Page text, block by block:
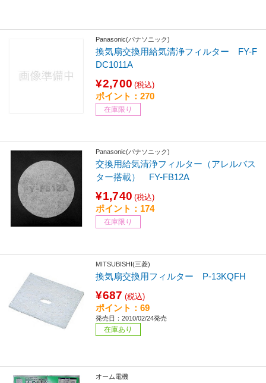
Panasonic(パナソニック)
換気扇交換用給気清浄フィルター FY-F
DC1011A
¥2,700 (税込)
ポイント：270
在庫限り
Panasonic(パナソニック)
交換用給気清浄フィルター（アレルバス
ター搭載） FY-FB12A
¥1,740 (税込)
ポイント：174
在庫限り
MITSUBISHI(三菱)
換気扇交換用フィルター P-13KQFH
¥687 (税込)
ポイント：69
発売日：2010/02/24発売
在庫あり
オーム電機